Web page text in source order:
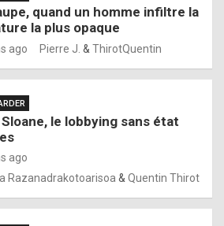
quand un homme infiltre la
la plus opaque
ago Pierre J. & ThirotQuentin
le lobbying sans état
ago
Razanadrakotoarisoa & Quentin Thirot